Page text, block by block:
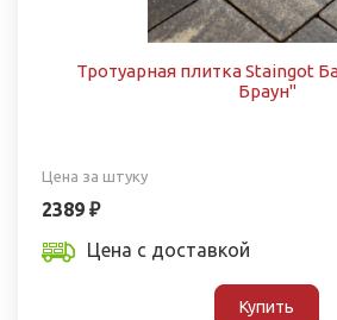
Тротуарная плитка Staingot
Браун"
Цена за штуку
2389 ₽
Цена с доставкой
Купить